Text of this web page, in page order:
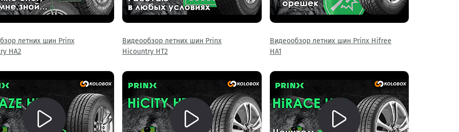
летних шин Prinx
HA2
Видеообзор летних шин Prinx
Hicountry HT2
Видеообзор летних шин Prinx Hifree
HA1